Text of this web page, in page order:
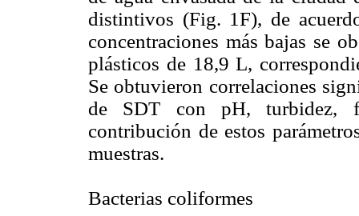
distintivos (Fig. 1F), de
concentraciones más bajas se
plásticos de 18,9 L,
Se obtuvieron correlaciones
de SDT con pH, turbidez,
contribución de estos
muestras.
Bacterias coliformes